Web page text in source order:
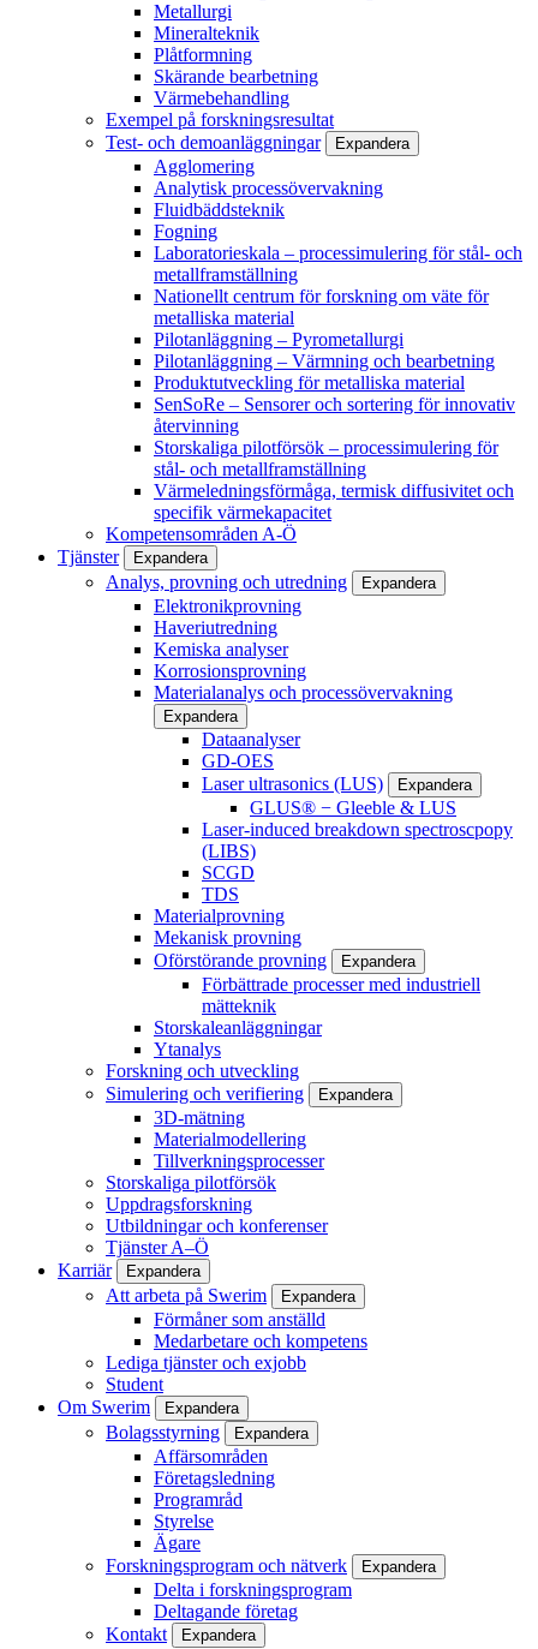
Metallurgi
Mineralteknik
Plåtformning
Skärande bearbetning
Värmebehandling
Exempel på forskningsresultat
Test- och demoanläggningar
Expandera
Agglomering
Analytisk processövervakning
Fluidbäddsteknik
Fogning
Laboratorieskala – processimulering för stål- och
metallframställning
Nationellt centrum för forskning om väte för
metalliska material
Pilotanläggning – Pyrometallurgi
Pilotanläggning – Värmning och bearbetning
Produktutveckling för metalliska material
SenSoRe – Sensorer och sortering för innovativ
återvinning
Storskaliga pilotförsök – processimulering för
stål- och metallframställning
Värmeledningsförmåga, termisk diffusivitet och
specifik värmekapacitet
Kompetensområden A-Ö
Tjänster
Expandera
Analys, provning och utredning Expandera
Elektronikprovning
Haveriutredning
Kemiska analyser
Korrosionsprovning
Materialanalys och processövervakning
Expandera
Dataanalyser
GD-OES
Laser ultrasonics (LUS)
Expandera
GLUS® − Gleeble & LUS
Laser-induced breakdown spectroscpopy
(LIBS)
SCGD
TDS
Materialprovning
Mekanisk provning
Oförstörande provning
Expandera
Förbättrade processer med industriell
mätteknik
Storskaleanläggningar
Ytanalys
Forskning och utveckling
Simulering och verifiering
Expandera
3D-mätning
Materialmodellering
Tillverkningsprocesser
Storskaliga pilotförsök
Uppdragsforskning
Utbildningar och konferenser
Tjänster A–Ö
Karriär
Expandera
Att arbeta på Swerim Expandera
Förmåner som anställd
Medarbetare och kompetens
Lediga tjänster och exjobb
Student
Om Swerim
Expandera
Bolagsstyrning Expandera
Affärsområden
Företagsledning
Programråd
Styrelse
Ägare
Forskningsprogram och nätverk
Expandera
Delta i forskningsprogram
Deltagande företag
Kontakt
Expandera